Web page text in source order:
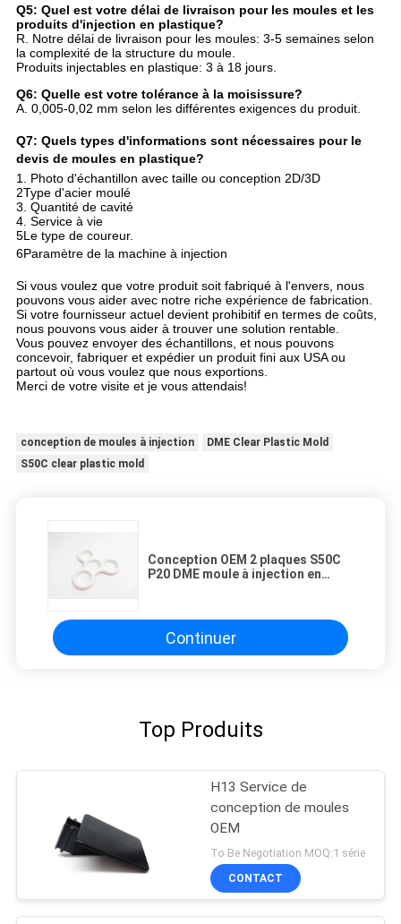
Q5: Quel est votre délai de livraison pour les moules et les
produits d'injection en plastique?
R. Notre délai de livraison pour les moules: 3-5 semaines selon
la complexité de la structure du moule.
Produits injectables en plastique: 3 à 18 jours.
Q6: Quelle est votre tolérance à la moisissure?
A. 0,005-0,02 mm selon les différentes exigences du produit.
Q7: Quels types d'informations sont nécessaires pour le
devis de moules en plastique?
1. Photo d'échantillon avec taille ou conception 2D/3D
2Type d'acier moulé
3. Quantité de cavité
4. Service à vie
5Le type de coureur.
6Paramètre de la machine à injection
Si vous voulez que votre produit soit fabriqué à l'envers, nous
pouvons vous aider avec notre riche expérience de fabrication.
Si votre fournisseur actuel devient prohibitif en termes de coûts,
nous pouvons vous aider à trouver une solution rentable.
Vous pouvez envoyer des échantillons, et nous pouvons
concevoir, fabriquer et expédier un produit fini aux USA ou
partout où vous voulez que nous exportions.
Merci de votre visite et je vous attendais!
conception de moules à injection
DME Clear Plastic Mold
S50C clear plastic mold
Conception OEM 2 plaques S50C
P20 DME moule à injection en
Continuer
Top Produits
H13 Service de
conception de moules
OEM
To Be Negotiation MOQ:1 série
CONTACT